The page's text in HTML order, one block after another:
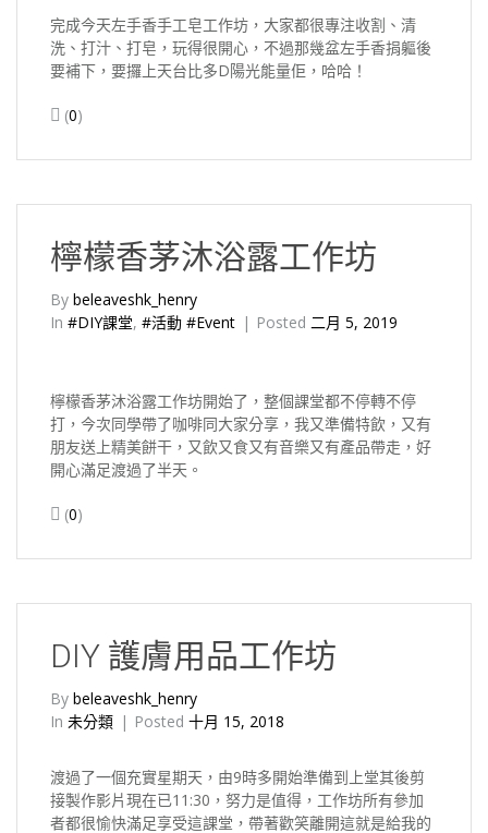
完成今天左手香手工皂工作坊，大家都很專注收割、清
洗、打汁、打皂，玩得很開心，不過那幾盆左手香捐軀後
要補下，要攞上天台比多D陽光能量佢，哈哈！
(0)
檸檬香茅沐浴露工作坊
By beleaveshk_henry
In #DIY課堂, #活動 #Event Posted 二月 5, 2019
檸檬香茅沐浴露工作坊開始了，整個課堂都不停轉不停
打，今次同學帶了咖啡同大家分享，我又準備特飲，又有
朋友送上精美餅干，又飲又食又有音樂又有產品帶走，好
開心滿足渡過了半天。
(0)
DIY 護膚用品工作坊
By beleaveshk_henry
In 未分類 Posted 十月 15, 2018
渡過了一個充實星期天，由9時多開始準備到上堂其後剪
接製作影片現在已11:30，努力是值得，工作坊所有參加
者都很愉快滿足享受這課堂，帶著歡笑離開這就是給我的